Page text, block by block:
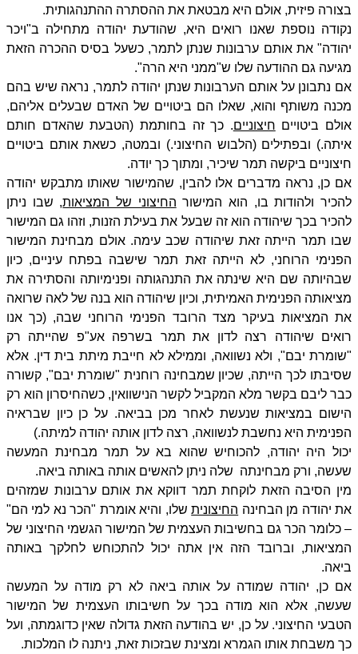
בצורה פיזית, אולם היא מבטאת את ההסתרה ההתנהגותית.
נקודה נוספת שאנו רואים היא, שהודעת יהודה מתחילה ב"ויכר
יהודה" את אותם ערבונות שנתן לתמר, כשעל בסיס ההכרה הזאת
מגיעה גם ההודעה שלו ש"ממני היא הרה".
אם נתבונן על אותם הערבונות שנתן יהודה לתמר, נראה שיש בהם
מכנה משותף והוא, שאלו הם ביטויים של האדם שבעלים אליהם,
אולם ביטויים חיצוניים. כך זה בחותמת (הטבעת שהאדם חותם
איתה.) ובפתילים (הלבוש החיצוני.) ובמטה, כשאת אותם ביטויים
חיצוניים ביקשה תמר שיכיר, ומתוך כך יודה.
אם כן, נראה מדברים אלו להבין, שהמישור שאותו מתבקש יהודה
להכיר ולהודות בו, הוא המישור החיצוני של המציאות, שבו ניתן
להכיר בכך שיהודה הוא זה שבעל את בעילת הזנות, וזהו גם המישור
שבו תמר הייתה זאת שיהודה שכב עימה. אולם מבחינת המישור
הפנימי הרוחני, לא הייתה זאת תמר שישבה בפתח עיניים, כיון
שבהיותה שם היא שינתה את התנהגותה ופנימיותה והסתירה את
מציאותה הפנימית האמיתית, וכיון שיהודה הוא בנה של לאה שרואה
את המציאות בעיקר מצד הרובד הפנימי הרוחני שבה, (כך אנו
רואים שיהודה רצה לדון את תמר בשרפה אע"פ שהייתה רק
"שומרת יבם", ולא נשוואה, וממילא לא חייבת מיתת בית דין. אלא
שסיבתו לכך הייתה, שכיון שמבחינה רוחנית "שומרת יבם", קשורה
כבר ליבם בקשר מלא המקביל לקשר הנישוואין, כשהחיסרון הוא רק
הישום במציאות שנעשת לאחר מכן בביאה. על כן כיון שבראיה
הפנימית היא נחשבת לנשוואה, רצה לדון אותה יהודה למיתה.)
יכול היה יהודה, להכוחיש שהוא בא על תמר מבחינת המעשה
שעשה, ורק מבחינתה שלה ניתן להאשים אותה באותה ביאה.
מין הסיבה הזאת לוקחת תמר דווקא את אותם ערבונות שמזהים
את יהודה מן הבחינה החיצוניתשלו, והיא אומרת "הכר נא למי הם"
– כלומר הכר גם בחשיבות העצמית של המישור הגשמי החיצוני של
המציאות, וברובד הזה אין אתה יכול להתכוחש לחלקך באותה
ביאה.
אם כן, יהודה שמודה על אותה ביאה לא רק מודה על המעשה
שעשה, אלא הוא מודה בכך על חשיבותו העצמית של המישור
הטבעי החיצוני. על כן, יש בהודעה הזאת גדולה שאין כדוגמתה, ועל
כך משבחת אותו הגמרא ומצינת שבזכות זאת, ניתנה לו המלכות.